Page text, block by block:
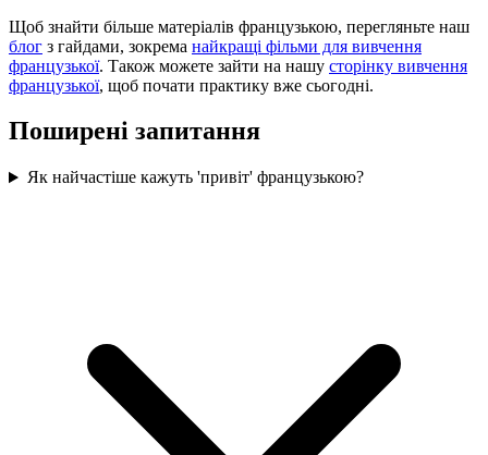
Щоб знайти більше матеріалів французькою, перегляньте наш
блог з гайдами, зокрема найкращі фільми для вивчення
французької. Також можете зайти на нашу сторінку вивчення
французької, щоб почати практику вже сьогодні.
Поширені запитання
Як найчастіше кажуть 'привіт' французькою?